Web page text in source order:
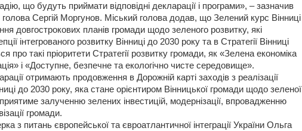
що будуть приймати відповідні декларації і програми», – зазначив
голова Сергій Моргунов. Міський голова додав, що Зелений курс Вінниці
довгострокових планів громади щодо зеленого розвитку, які
інтегрованого розвитку Вінниці до 2030 року та в Стратегії Вінниці
про такі пріоритети Стратегії розвитку громади, як «Зелена економіка
і «Доступне, безпечне та екологічно чисте середовище».
отримають продовження в Дорожній карті заходів з реалізації
до 2030 року, яка стане орієнтиром Вінницької громади щодо зеленої
залученню зелених інвестицій, модернізації, впровадженню
громади.
з питань європейської та євроатлантичної інтеграції України Ольга